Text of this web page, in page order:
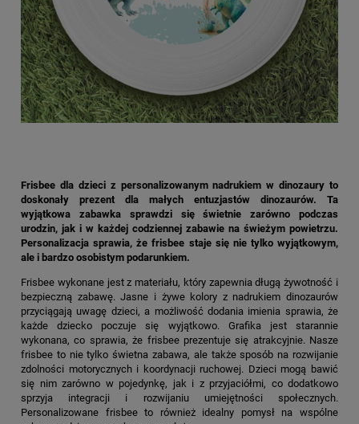
Frisbee dla dzieci z personalizowanym nadrukiem w dinozaury to
doskonały prezent dla małych entuzjastów dinozaurów. Ta
wyjątkowa zabawka sprawdzi się świetnie zarówno podczas
urodzin, jak i w każdej codziennej zabawie na świeżym powietrzu.
Personalizacja sprawia, że frisbee staje się nie tylko wyjątkowym,
ale i bardzo osobistym podarunkiem.
Frisbee wykonane jest z materiału, który zapewnia długą żywotność i
bezpieczną zabawę. Jasne i żywe kolory z nadrukiem dinozaurów
przyciągają uwagę dzieci, a możliwość dodania imienia sprawia, że
każde dziecko poczuje się wyjątkowo. Grafika jest starannie
wykonana, co sprawia, że frisbee prezentuje się atrakcyjnie. Nasze
frisbee to nie tylko świetna zabawa, ale także sposób na rozwijanie
zdolności motorycznych i koordynacji ruchowej. Dzieci mogą bawić
się nim zarówno w pojedynkę, jak i z przyjaciółmi, co dodatkowo
sprzyja integracji i rozwijaniu umiejętności społecznych.
Personalizowane frisbee to również idealny pomysł na wspólne